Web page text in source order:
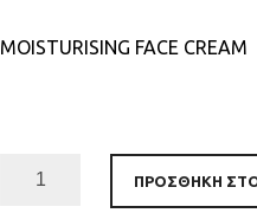
MOISTURISING FACE CREAM
ΠΡΟΣΘΉΚΗ